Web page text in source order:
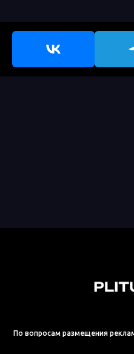
По вопросам размещения